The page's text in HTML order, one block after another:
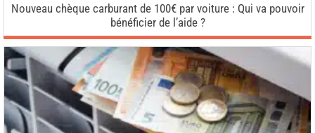
Nouveau chèque carburant de 100€ par voiture : Qui va pouvoir
bénéficier de l’aide ?